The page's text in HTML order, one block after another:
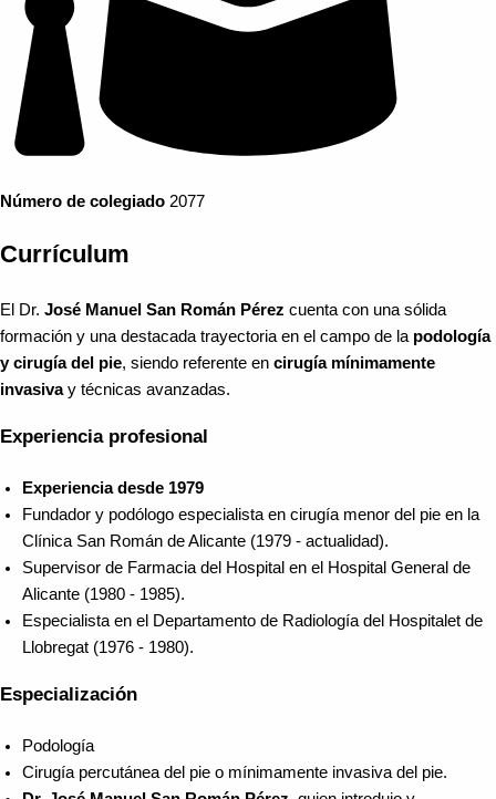
Número de colegiado 2077
Currículum
El Dr. José Manuel San Román Pérez cuenta con una sólida
formación y una destacada trayectoria en el campo de la podología
y cirugía del pie, siendo referente en cirugía mínimamente
invasivay técnicas avanzadas.
Experiencia profesional
Experiencia desde 1979
Fundador y podólogo especialista en cirugía menor del pie en la
Clínica San Román de Alicante (1979 - actualidad).
Supervisor de Farmacia del Hospital en el Hospital General de
Alicante (1980 - 1985).
​Especialista en el Departamento de Radiología del Hospitalet de
Llobregat (1976 - 1980).
Especialización
Podología
Cirugía percutánea del pie o mínimamente invasiva del pie.